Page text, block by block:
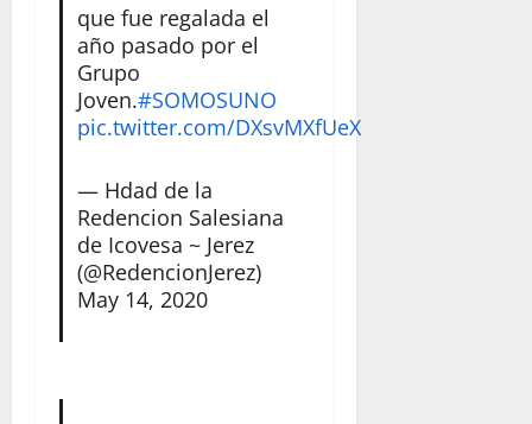
que fue regalada el
año pasado por el
Grupo
Joven.#SOMOSUNO
pic.twitter.com/DXsvMXfUeX
— Hdad de la
Redencion Salesiana
de Icovesa ~ Jerez
(@RedencionJerez)
May 14, 2020